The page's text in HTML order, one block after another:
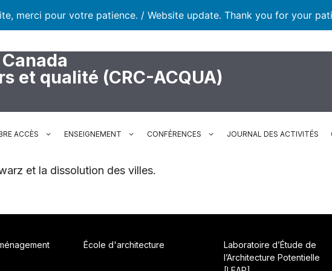
merci pour votre patience. / Website update. Thank you for your
et qualité (CRC-ACQUA)
ACCÈS ENSEIGNEMENT CONFÉRENCES JOURNAL DES ACTIVITÉS
et la dissolution des villes.
École d'architecture
Laboratoire d’Étude de
l’Architecture Potentielle